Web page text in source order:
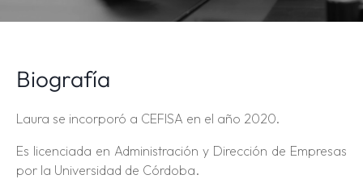
Biografía
Laura se incorporó a CEFISA en el año 2020.
Es licenciada en Administración y Dirección de Empresas
por la Universidad de Córdoba.